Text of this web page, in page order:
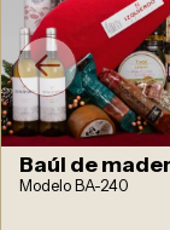
Baúl de
Modelo BA-240